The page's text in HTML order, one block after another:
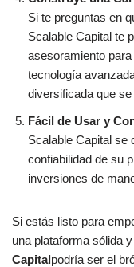
Si te preguntas en
Scalable Capital te
asesoramiento
tecnología
diversificada que
Fácil de Usar y
Scalable Capital se
confiabilidad de su
inversiones de
Si estás listo para
una plataforma sólida
Capitalpodría ser el